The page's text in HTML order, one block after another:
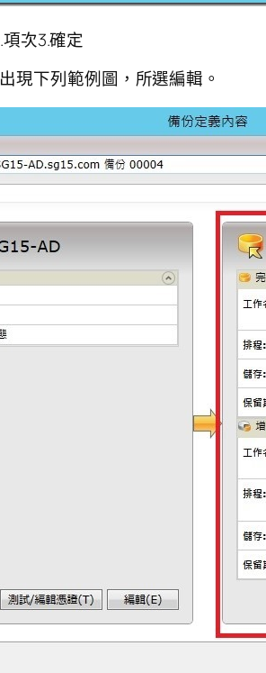
次3.確定
現下列範例圖，所選編輯。